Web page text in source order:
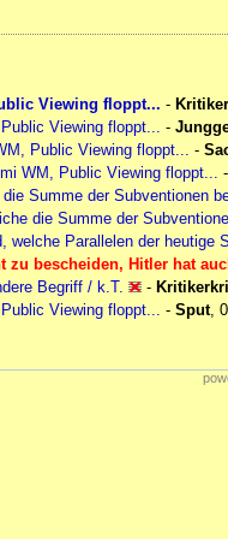
Viewing floppt... - Kritiker
Viewing floppt... -
Public Viewing floppt... -
WM, Public Viewing floppt...
Summe der Subventionen
die Summe der
welche Parallelen der heutige
zu bescheiden, Hitler hat
Begriff / k.T.
-
Viewing floppt... - Sput,